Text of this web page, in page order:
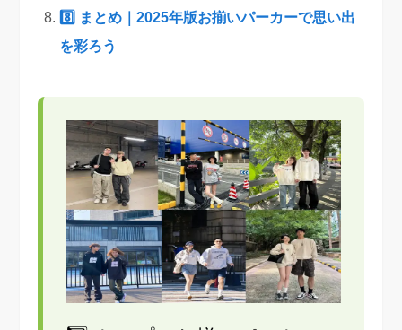
8️⃣ まとめ｜2025年版お揃いパーカーで思い出
を彩ろう